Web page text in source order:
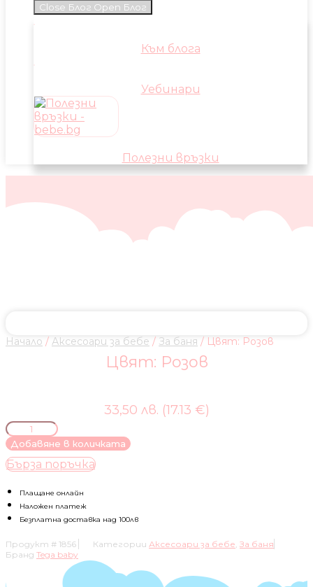
Close Блог Open Блог
Към блога
Уебинари
Полезни връзки
Начало / Аксесоари за бебе / За баня / Цвят: Розов
Цвят: Розов
33,50 лв. (17.13 €)
количество
за
Цвят:
Розов
Добавяне в количката
Бърза поръчка
Плащане онлайн
Наложен платеж
Безплатна доставка над 100лв
Продукт # 1856 Категории Аксесоари за бебе, За баня
Бранд Tega baby